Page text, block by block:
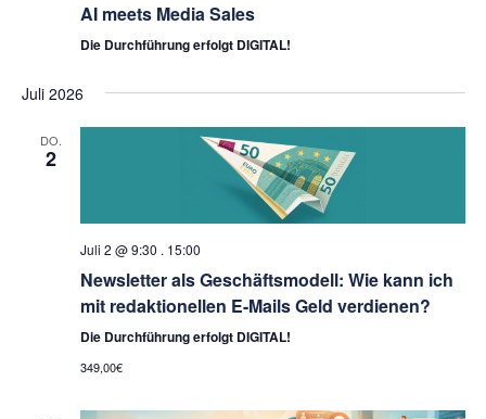
AI meets Media Sales
Die Durchführung erfolgt DIGITAL!
Juli 2026
DO.
2
Juli 2 @ 9:30 . 15:00
Newsletter als Geschäftsmodell: Wie kann ich
mit redaktionellen E-Mails Geld verdienen?
Die Durchführung erfolgt DIGITAL!
349,00€